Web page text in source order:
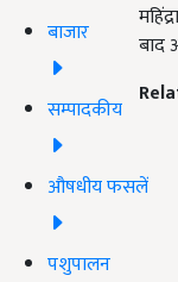
बाजार
सम्पादकीय
औषधीय फसलें
पशुपालन
बाद